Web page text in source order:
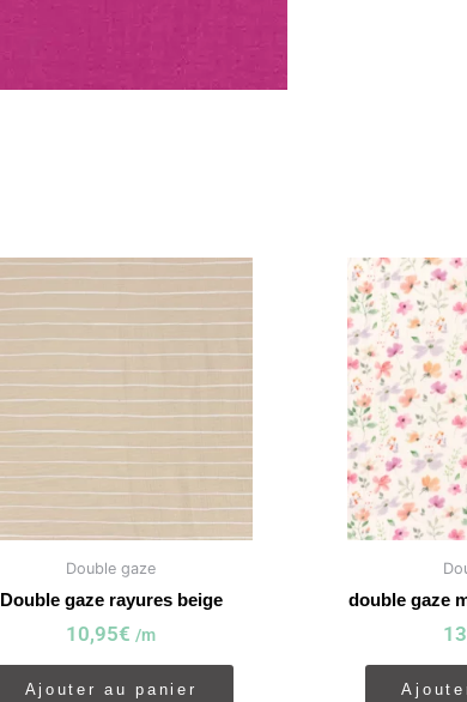
Double gaze
Double gaze rayures beige
10,95€ /m
Ajouter au panier
double gaze